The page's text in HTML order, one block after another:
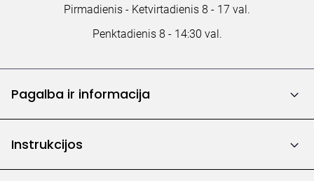
Pirmadienis - Ketvirtadienis 8 - 17 val.
Penktadienis 8 - 14:30 val.
Pagalba ir informacija
Instrukcijos